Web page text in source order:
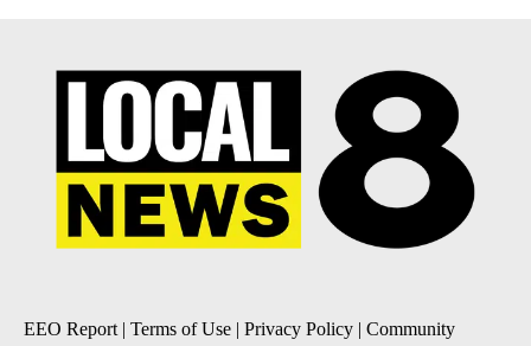
EEO Report| Terms of Use | Privacy Policy | Community